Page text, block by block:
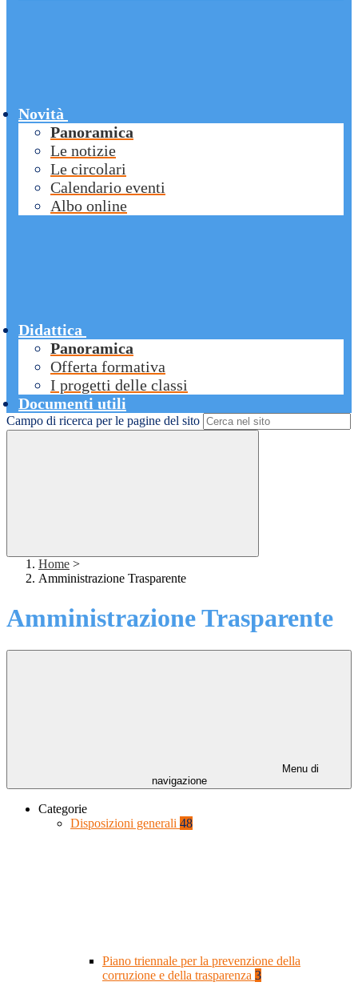
Novità
Panoramica
Le notizie
Le circolari
Calendario eventi
Albo online
Didattica
Panoramica
Offerta formativa
I progetti delle classi
Documenti utili
Campo di ricerca per le pagine del sito
Home >
Amministrazione Trasparente
Amministrazione Trasparente
Menu di
navigazione
Categorie
Disposizioni generali 48
Piano triennale per la prevenzione della
corruzione e della trasparenza 3